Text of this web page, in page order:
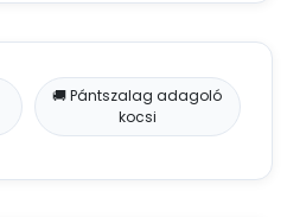
🚚 Pántszalag adagoló
kocsi